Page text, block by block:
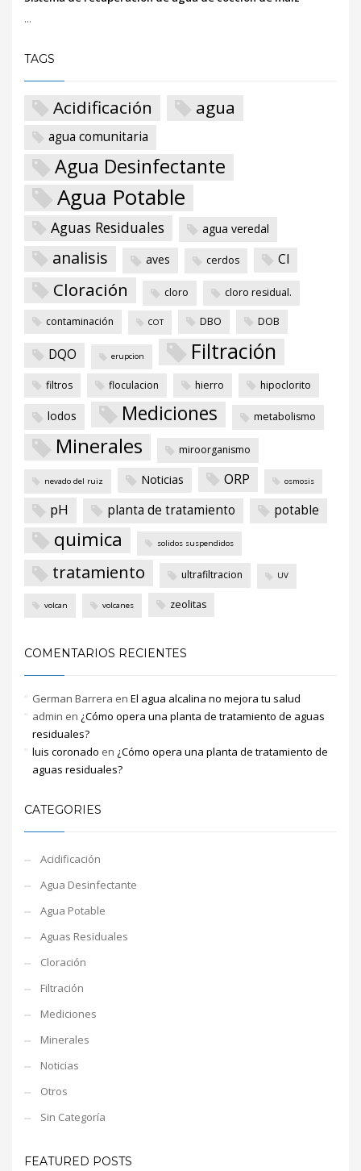
...
TAGS
Acidificación agua
agua comunitaria
Agua Desinfectante
Agua Potable
Aguas Residuales agua veredal
analisis aves cerdos Cl
Cloración cloro cloro residual.
contaminación COT DBO DOB
DQO erupcion Filtración
filtros floculacion hierro hipoclorito
lodos Mediciones metabolismo
Minerales miroorganismo
nevado del ruiz Noticias ORP osmosis
pH planta de tratamiento potable
quimica solidos suspendidos
tratamiento ultrafiltracion UV
volcan volcanes zeolitas
COMENTARIOS RECIENTES
German Barrera en El agua alcalina no mejora tu salud
admin en ¿Cómo opera una planta de tratamiento de aguas
residuales?
luis coronado en ¿Cómo opera una planta de tratamiento de
aguas residuales?
CATEGORIES
Acidificación
Agua Desinfectante
Agua Potable
Aguas Residuales
Cloración
Filtración
Mediciones
Minerales
Noticias
Otros
Sin Categoría
FEATURED POSTS